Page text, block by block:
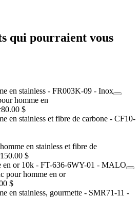
qui pourraient vous
homme en
80.00 $
en stainless et fibre de
150.00 $
pour homme en or
$